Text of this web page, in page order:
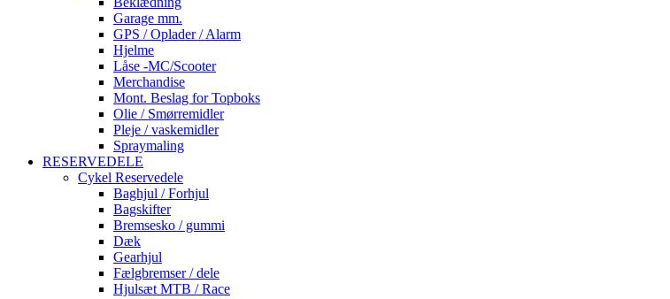
Garage mm.
GPS / Oplader / Alarm
Hjelme
Låse -MC/Scooter
Merchandise
Mont. Beslag for Topboks
Olie / Smørremidler
Pleje / vaskemidler
Spraymaling
RESERVEDELE
Cykel Reservedele
Baghjul / Forhjul
Bagskifter
Bremsesko / gummi
Dæk
Gearhjul
Fælgbremser / dele
Hjulsæt MTB / Race